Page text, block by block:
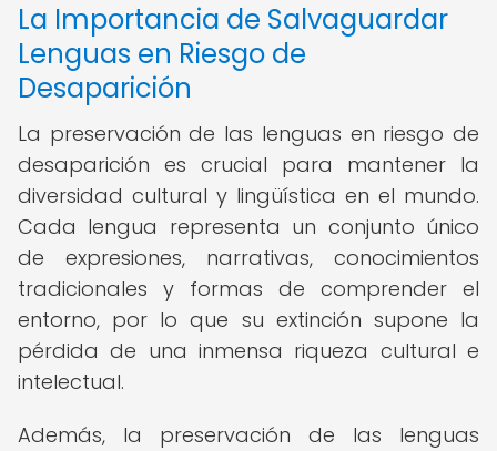
La Importancia de Salvaguardar
Lenguas en Riesgo de
Desaparición
La preservación de las lenguas en riesgo de
desaparición es crucial para mantener la
diversidad cultural y lingüística en el mundo.
Cada lengua representa un conjunto único
de expresiones, narrativas, conocimientos
tradicionales y formas de comprender el
entorno, por lo que su extinción supone la
pérdida de una inmensa riqueza cultural e
intelectual.
Además, la preservación de las lenguas